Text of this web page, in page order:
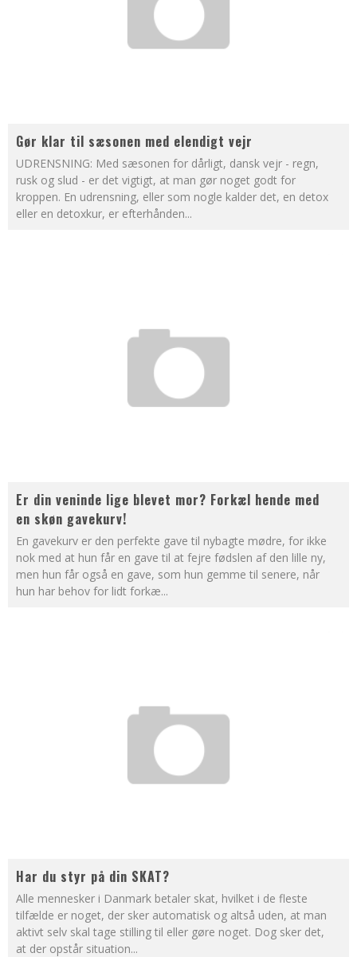
Gør klar til sæsonen med elendigt vejr
UDRENSNING: Med sæsonen for dårligt, dansk vejr - regn,
rusk og slud - er det vigtigt, at man gør noget godt for
kroppen. En udrensning, eller som nogle kalder det, en detox
eller en detoxkur, er efterhånden...
Er din veninde lige blevet mor? Forkæl hende med
en skøn gavekurv!
En gavekurv er den perfekte gave til nybagte mødre, for ikke
nok med at hun får en gave til at fejre fødslen af den lille ny,
men hun får også en gave, som hun gemme til senere, når
hun har behov for lidt forkæ...
Har du styr på din SKAT?
Alle mennesker i Danmark betaler skat, hvilket i de fleste
tilfælde er noget, der sker automatisk og altså uden, at man
aktivt selv skal tage stilling til eller gøre noget. Dog sker det,
at der opstår situation...